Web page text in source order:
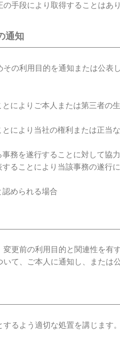
手段により取得することはあり
通知
の利用目的を通知または公表
によりご本人または第三者の
により当社の権利または正当
務を遂行することに対して協
ることにより当該事務の遂行
められる場合
更前の利用目的と関連性を有
て、ご本人に通知し、または
るよう適切な処置を講じます